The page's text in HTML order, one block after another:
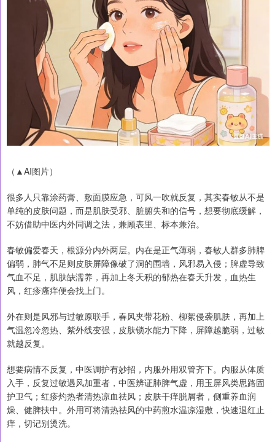
（▲AI图片）
很多人只靠涂药膏、敷面膜应急，可风一吹就反复，其实春敏从不是
单纯的皮肤问题，而是肌肤受邪、脏腑失和的信号，想要彻底缓解，
不妨借助中医内外同调之法，兼顾表里、标本兼治。
春敏偏爱春天，根源分内外两层。内在是正气薄弱，春敏人群多肺脾
偏弱，肺气不足则皮肤屏障像破了洞的围墙，风邪易入侵；脾虚导致
气血不足，肌肤缺濡养，再加上冬天积的郁热在春天升发，血热生
风，红疹瘙痒便会找上门。
外在则是风邪与过敏原联手，春风夹带花粉、柳絮侵袭肌肤，再加上
气温忽冷忽热、紫外线变强，皮肤锁水能力下降，屏障越脆弱，过敏
就越反复。
想要病情不反复，中医调护有妙招，内服外用双管齐下。内服从体质
入手，反复过敏遇风加重者，中医辨证肺脾气虚，用玉屏风类思路固
护卫气；红疹灼热者清热凉血祛风；皮肤干痒脱屑者，侧重养血润
燥、健脾扶中。外用可将清热祛风的中药煎水温凉湿敷，快速退红止
痒，切记别烫洗。